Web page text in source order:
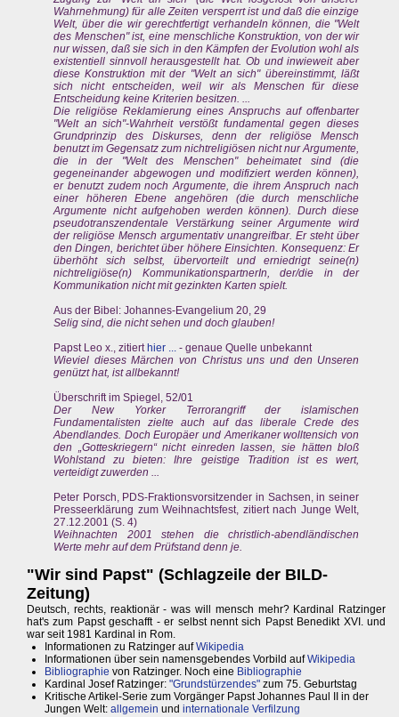
Wahrnehmung) für alle Zeiten versperrt ist und daß die einzige
Welt, über die wir gerechtfertigt verhandeln können, die "Welt
des Menschen" ist, eine menschliche Konstruktion, von der wir
nur wissen, daß sie sich in den Kämpfen der Evolution wohl als
existentiell sinnvoll herausgestellt hat. Ob und inwieweit aber
diese Konstruktion mit der "Welt an sich" übereinstimmt, läßt
sich nicht entscheiden, weil wir als Menschen für diese
Entscheidung keine Kriterien besitzen. ...
Die religiöse Reklamierung eines Anspruchs auf offenbarter
"Welt an sich"-Wahrheit verstößt fundamental gegen dieses
Grundprinzip des Diskurses, denn der religiöse Mensch
benutzt im Gegensatz zum nichtreligiösen nicht nur Argumente,
die in der "Welt des Menschen" beheimatet sind (die
gegeneinander abgewogen und modifiziert werden können),
er benutzt zudem noch Argumente, die ihrem Anspruch nach
einer höheren Ebene angehören (die durch menschliche
Argumente nicht aufgehoben werden können). Durch diese
pseudotranszendentale Verstärkung seiner Argumente wird
der religiöse Mensch argumentativ unangreifbar. Er steht über
den Dingen, berichtet über höhere Einsichten. Konsequenz: Er
überhöht sich selbst, übervorteilt und erniedrigt seine(n)
nichtreligiöse(n) KommunikationspartnerIn, der/die in der
Kommunikation nicht mit gezinkten Karten spielt.
Aus der Bibel: Johannes-Evangelium 20, 29
Selig sind, die nicht sehen und doch glauben!
Papst Leo x., zitiert hier ... - genaue Quelle unbekannt
Wieviel dieses Märchen von Christus uns und den Unseren
genützt hat, ist allbekannt!
Überschrift im Spiegel, 52/01
Der New Yorker Terrorangriff der islamischen
Fundamentalisten zielte auch auf das liberale Crede des
Abendlandes. Doch Europäer und Amerikaner wolltensich von
den „Gotteskriegern“ nicht einreden lassen, sie hätten bloß
Wohlstand zu bieten: Ihre geistige Tradition ist es wert,
verteidigt zuwerden ...
Peter Porsch, PDS-Fraktionsvorsitzender in Sachsen, in seiner
Presseerklärung zum Weihnachtsfest, zitiert nach Junge Welt,
27.12.2001 (S. 4)
Weihnachten 2001 stehen die christlich-abendländischen
Werte mehr auf dem Prüfstand denn je.
"Wir sind Papst" (Schlagzeile der BILD-
Zeitung)
Deutsch, rechts, reaktionär - was will mensch mehr? Kardinal Ratzinger
hat's zum Papst geschafft - er selbst nennt sich Papst Benedikt XVI. und
war seit 1981 Kardinal in Rom.
Informationen zu Ratzinger aufWikipedia
Informationen über sein namensgebendes Vorbild aufWikipedia
Bibliographie von Ratzinger. Noch eine Bibliographie
Kardinal Josef Ratzinger: "Grundstürzendes" zum 75. Geburtstag
Kritische Artikel-Serie zum Vorgänger Papst Johannes Paul II in der
Jungen Welt: allgemein und internationale Verfilzung